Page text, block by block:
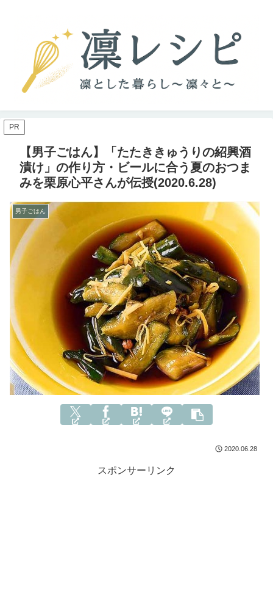
PR
【男子ごはん】「たたききゅうりの紹興酒
漬け」の作り方・ビールに合う夏のおつま
みを栗原心平さんが伝授(2020.6.28)
男子ごはん
2020.06.28
スポンサーリンク